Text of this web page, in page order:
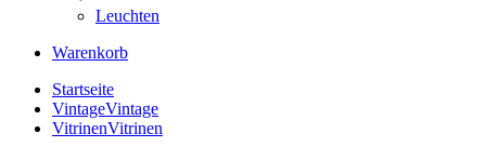
Leuchten
Warenkorb
Startseite
VintageVintage
VitrinenVitrinen